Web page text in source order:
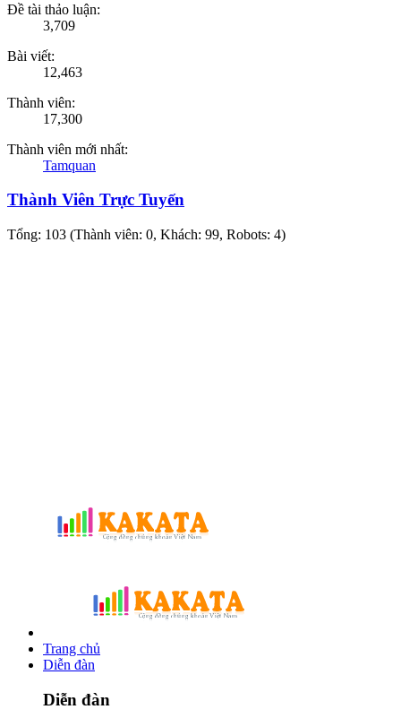
Đề tài thảo luận:
3,709
Bài viết:
12,463
Thành viên:
17,300
Thành viên mới nhất:
Tamquan
Thành Viên Trực Tuyến
Tổng: 103 (Thành viên: 0, Khách: 99, Robots: 4)
Trang chủ
Diễn đàn
Diễn đàn